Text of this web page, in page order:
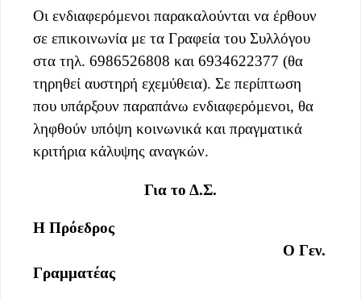
Οι ενδιαφερόμενοι παρακαλούνται να έρθουν
σε επικοινωνία με τα Γραφεία του Συλλόγου
στα τηλ. 6986526808 και 6934622377 (θα
τηρηθεί αυστηρή εχεμύθεια). Σε περίπτωση
που υπάρξουν παραπάνω ενδιαφερόμενοι, θα
ληφθούν υπόψη κοινωνικά και πραγματικά
κριτήρια κάλυψης αναγκών.
Για το Δ.Σ.
Η Πρόεδρος
Ο Γεν.
Γραμματέας